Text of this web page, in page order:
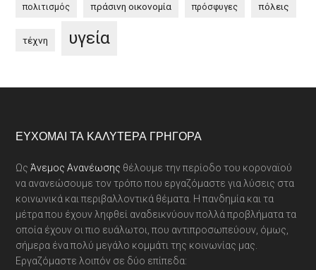
πολιτισμός πράσινη οικονομία πρόσφυγες πόλεις
τέχνη υγεία
Footer
ΕΎΧΟΜΑΙ ΤΑ ΚΑΛΎΤΕΡΑ ΓΡΉΓΟΡΑ
ΩςΆνεμος Ανανέωσης θέλουμε την περίοδο του κοροναϊού
να ανανεώσουμε τον τρόπο που εργαζόμαστε για λύσεις στα
κοινωνικά και περιβαλλοντικά θέματα. Η πανδημία και τα
μέτρα που έχουν ληφθεί αναδεικνύουν πολλά προβλήματα τα
οποία έχουν οι πιο ευάλωτοι, που αντιπροσωπεύουν, όμως,
σήμερα ένα πολύ μεγάλο κομμάτι της κοινωνίας μας.
Εργαζόμαστε λοιπόν σε δύο επίπεδα: